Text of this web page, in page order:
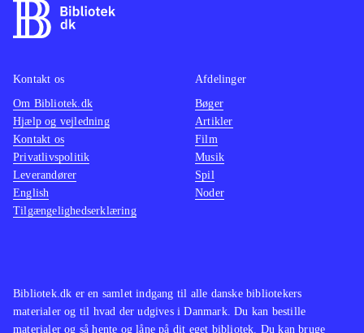
Bibliotek.dk er en samlet indgang til alle danske bibliotekers
materialer og til hvad der udgives i Danmark. Du kan bestille
materialer og så hente og låne på dit eget bibliotek. Du kan bruge
Kontakt os
Om Bibliotek.dk
Hjælp og vejledning
Kontakt os
Privatlivspolitik
Leverandører
English
Tilgængelighedserklæring
Afdelinger
Bøger
Artikler
Film
Musik
Spil
Noder